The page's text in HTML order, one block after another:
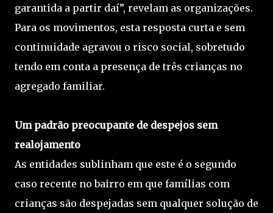
garantida a partir daí”, revelam as organizações.
Para os movimentos, esta resposta curta e sem
continuidade agravou o risco social, sobretudo
tendo em conta a presença de três crianças no
agregado familiar.
Um padrão preocupante de despejos sem
realojamento
As entidades sublinham que este é o segundo
caso recente no bairro em que famílias com
crianças são despejadas sem qualquer solução de